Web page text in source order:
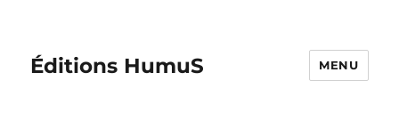
Éditions HumuS MENU